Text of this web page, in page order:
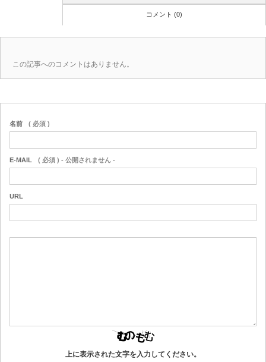
コメント (0)
この記事へのコメントはありません。
名前 ( 必須 )
E-MAIL ( 必須 ) - 公開されません -
URL
上に表示された文字を入力してください。